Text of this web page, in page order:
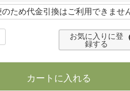
お気に入りに登
録する
カートに入れる